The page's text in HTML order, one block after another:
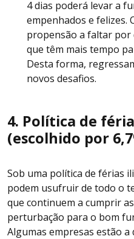
4 dias poderá levar a
empenhados e felizes.
propensão a faltar por
que têm mais tempo
Desta forma,
novos desafios.
4. Política de
(escolhido por
Sob uma política de férias
podem usufruir de todo o
que continuem a cumprir
perturbação para o bom
Algumas empresas estão a